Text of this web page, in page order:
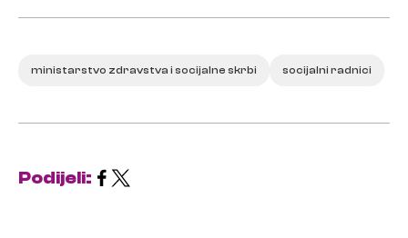
ministarstvo zdravstva i socijalne skrbi socijalni radnici
Podijeli: